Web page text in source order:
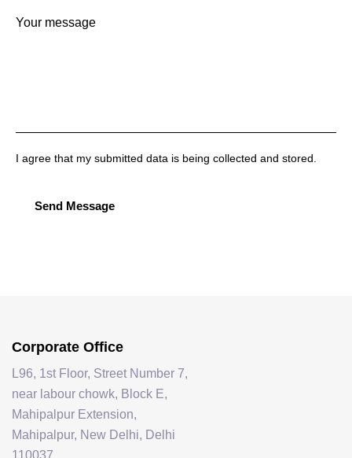
I agree that my submitted data is being collected and stored.
Send Message
Corporate Office
L96, 1st Floor, Street Number 7,
near labour chowk, Block E,
Mahipalpur Extension,
Mahipalpur, New Delhi, Delhi
110037